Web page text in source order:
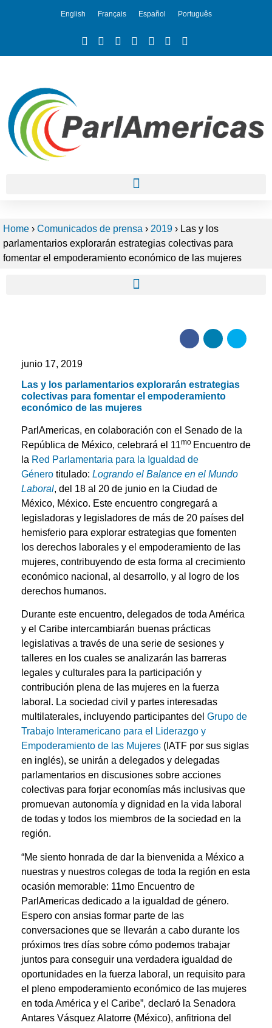
English Français Español Português
Home › Comunicados de prensa › 2019 › Las y los
parlamentarios explorarán estrategias colectivas para
fomentar el empoderamiento económico de las mujeres
junio 17, 2019
Las y los parlamentarios explorarán estrategias
colectivas para fomentar el empoderamiento
económico de las mujeres
ParlAmericas, en colaboración con el Senado de la
República de México, celebrará el 11mo Encuentro de
la Red Parlamentaria para la Igualdad de
Género titulado: Logrando el Balance en el Mundo
Laboral, del 18 al 20 de junio en la Ciudad de
México, México. Este encuentro congregará a
legisladoras y legisladores de más de 20 países del
hemisferio para explorar estrategias que fomenten
los derechos laborales y el empoderamiento de las
mujeres, contribuyendo de esta forma al crecimiento
económico nacional, al desarrollo, y al logro de los
derechos humanos.
Durante este encuentro, delegados de toda América
y el Caribe intercambiarán buenas prácticas
legislativas a través de una serie de sesiones y
talleres en los cuales se analizarán las barreras
legales y culturales para la participación y
contribución plena de las mujeres en la fuerza
laboral. La sociedad civil y partes interesadas
multilaterales, incluyendo participantes del Grupo de
Trabajo Interamericano para el Liderazgo y
Empoderamiento de las Mujeres (IATF por sus siglas
en inglés), se unirán a delegados y delegadas
parlamentarios en discusiones sobre acciones
colectivas para forjar economías más inclusivas que
promuevan autonomía y dignidad en la vida laboral
de todas y todos los miembros de la sociedad en la
región.
“Me siento honrada de dar la bienvenida a México a
nuestras y nuestros colegas de toda la región en esta
ocasión memorable: 11mo Encuentro de
ParlAmericas dedicado a la igualdad de género.
Espero con ansias formar parte de las
conversaciones que se llevarán a cabo durante los
próximos tres días sobre cómo podemos trabajar
juntos para conseguir una verdadera igualdad de
oportunidades en la fuerza laboral, un requisito para
el pleno empoderamiento económico de las mujeres
en toda América y el Caribe”, declaró la Senadora
Antares Vásquez Alatorre (México), anfitriona del